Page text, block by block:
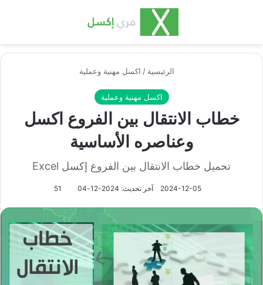
الرئيسية / اكسل مهنية وعملية
اكسل مهنية وعملية
خطاب الانتقال بين الفروع اكسل
وعناصره الأساسية
تحميل خطاب الانتقال بين الفروع إكسل Excel
2024-12-05 آخر تحديث: 2024-12-04 51